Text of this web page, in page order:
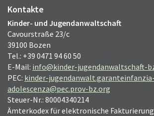
Kontakte
Kinder- und Jugendanwaltschaft
Cavourstraße 23/c
39100 Bozen
Tel.: +39 0471 94 60 50
E-Mail: info@kinder-jugendanwaltschaft-
PEC: kinder-jugendanwalt.garanteinfanzia-
adolescenza@pec.prov-bz.org
Steuer-Nr.: 80004340214
Ämterkodex für elektronische Fakturierung